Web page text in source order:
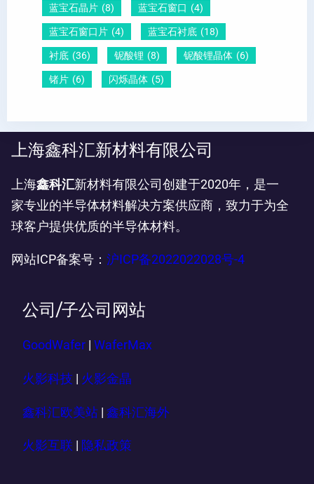
蓝宝石晶片 (8) 蓝宝石窗口 (4)
蓝宝石窗口片 (4) 蓝宝石衬底 (18)
衬底 (36) 铌酸锂 (8) 铌酸锂晶体 (6)
锗片 (6) 闪烁晶体 (5)
上海鑫科汇新材料有限公司
上海鑫科汇新材料有限公司创建于2020年，是一
家专业的半导体材料解决方案供应商，致力于为全
球客户提供优质的半导体材料。
网站ICP备案号： 沪ICP备2022022028号-4
公司/子公司网站
GoodWafer WaferMax
火影科技 | 火影金晶
鑫科汇欧美站 | 鑫科汇海外
火影互联 隐私政策